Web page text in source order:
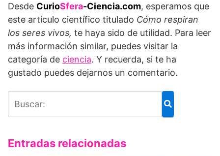
Desde CurioSfera-Ciencia.com, esperamos que
este artículo científico titulado Cómo respiran
los seres vivos, te haya sido de utilidad. Para leer
más información similar, puedes visitar la
categoría de ciencia. Y recuerda, si te ha
gustado puedes dejarnos un comentario.
Entradas relacionadas